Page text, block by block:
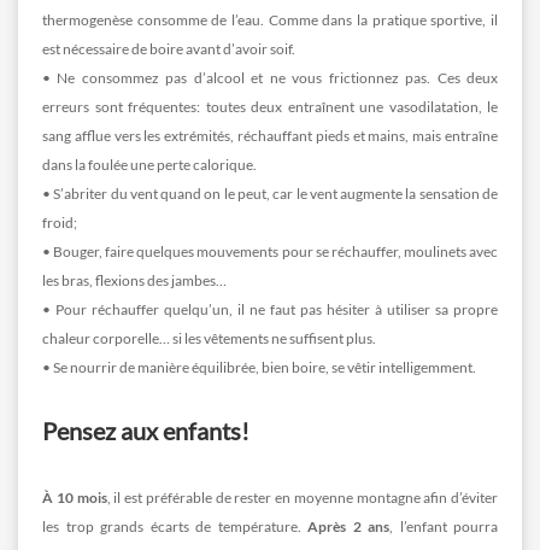
thermogenèse consomme de l’eau. Comme dans la pratique sportive, il
est nécessaire de boire avant d’avoir soif.
• Ne consommez pas d’alcool et ne vous frictionnez pas. Ces deux
erreurs sont fréquentes: toutes deux entraînent une vasodilatation, le
sang afflue vers les extrémités, réchauffant pieds et mains, mais entraîne
dans la foulée une perte calorique.
• S’abriter du vent quand on le peut, car le vent augmente la sensation de
froid;
• Bouger, faire quelques mouvements pour se réchauffer, moulinets avec
les bras, flexions des jambes…
• Pour réchauffer quelqu’un, il ne faut pas hésiter à utiliser sa propre
chaleur corporelle… si les vêtements ne suffisent plus.
• Se nourrir de manière équilibrée, bien boire, se vêtir intelligemment.
Pensez aux enfants!
À 10 mois, il est préférable de rester en moyenne montagne afin d’éviter
les trop grands écarts de température. Après 2 ans , l’enfant pourra